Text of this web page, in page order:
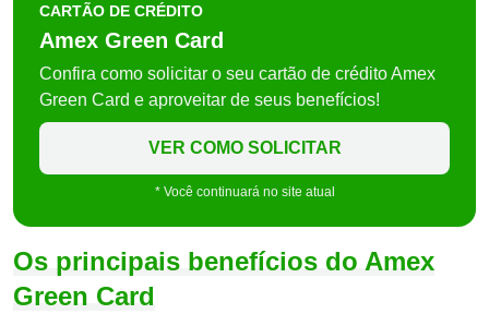
CARTÃO DE CRÉDITO
Amex Green Card
Confira como solicitar o seu cartão de crédito Amex
Green Card e aproveitar de seus benefícios!
VER COMO SOLICITAR
* Você continuará no site atual
Os principais benefícios do Amex
Green Card